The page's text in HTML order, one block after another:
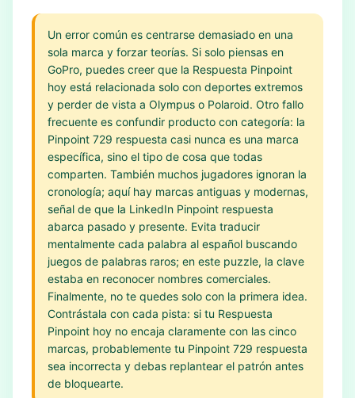
Un error común es centrarse demasiado en una
sola marca y forzar teorías. Si solo piensas en
GoPro, puedes creer que la Respuesta Pinpoint
hoy está relacionada solo con deportes extremos
y perder de vista a Olympus o Polaroid. Otro fallo
frecuente es confundir producto con categoría: la
Pinpoint 729 respuesta casi nunca es una marca
específica, sino el tipo de cosa que todas
comparten. También muchos jugadores ignoran la
cronología; aquí hay marcas antiguas y modernas,
señal de que la LinkedIn Pinpoint respuesta
abarca pasado y presente. Evita traducir
mentalmente cada palabra al español buscando
juegos de palabras raros; en este puzzle, la clave
estaba en reconocer nombres comerciales.
Finalmente, no te quedes solo con la primera idea.
Contrástala con cada pista: si tu Respuesta
Pinpoint hoy no encaja claramente con las cinco
marcas, probablemente tu Pinpoint 729 respuesta
sea incorrecta y debas replantear el patrón antes
de bloquearte.